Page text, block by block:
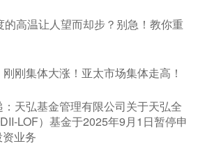
高温让人望而却步？别急！教你重
刚集体大涨！亚太市场集体走高！
天弘基金管理有限公司关于天弘全
LOF）基金于2025年9月1日暂停申
业务